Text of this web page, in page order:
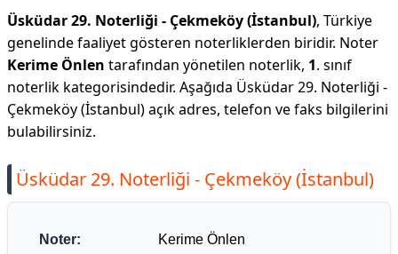
Üsküdar 29. Noterliği - Çekmeköy (İstanbul), Türkiye
genelinde faaliyet gösteren noterliklerden biridir. Noter
Kerime Önlen tarafından yönetilen noterlik, 1. sınıf
noterlik kategorisindedir. Aşağıda Üsküdar 29. Noterliği -
Çekmeköy (İstanbul) açık adres, telefon ve faks bilgilerini
bulabilirsiniz.
Üsküdar 29. Noterliği - Çekmeköy (İstanbul)
Noter: Kerime Önlen